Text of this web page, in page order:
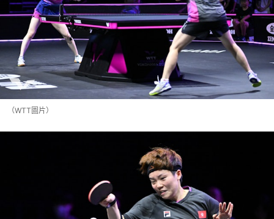
（WTT圖片）